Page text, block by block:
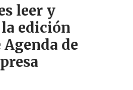
leer y
edición
de